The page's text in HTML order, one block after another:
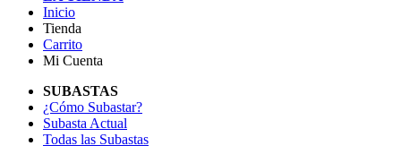
Inicio
Tienda
Carrito
Mi Cuenta
SUBASTAS
¿Cómo Subastar?
Subasta Actual
Todas las Subastas